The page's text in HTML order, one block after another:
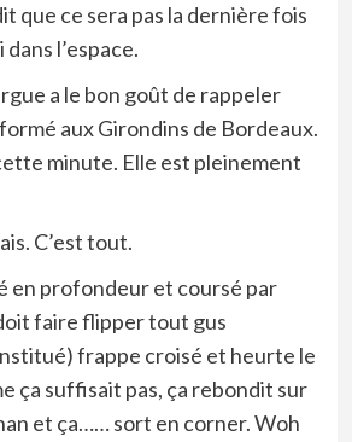
que ce sera pas la dernière fois
l’espace.
a le bon goût de rappeler
aux Girondins de Bordeaux.
minute. Elle est pleinement
C’est tout.
en profondeur et coursé par
faire flipper tout gus
frappe croisé et heurte le
ça suffisait pas, ça rebondit sur
et ça…… sort en corner. Woh